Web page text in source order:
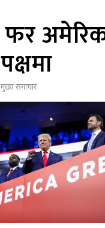
फर
मुख्य समाचार